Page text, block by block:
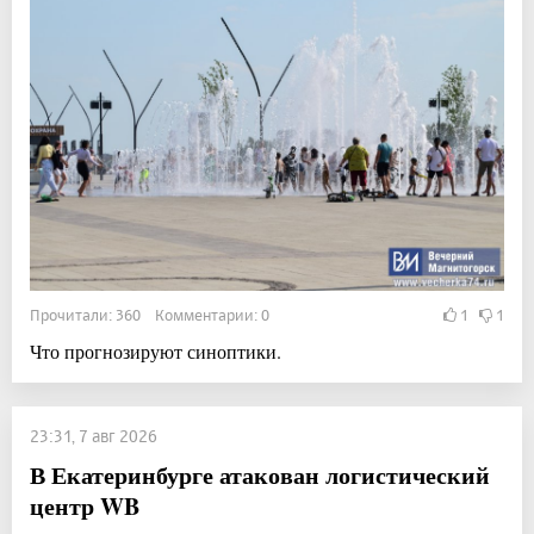
Прочитали: 360 Комментарии: 0 1 1
Что прогнозируют синоптики.
23:31, 7 авг 2026
В Екатеринбурге атакован логистический
центр WB